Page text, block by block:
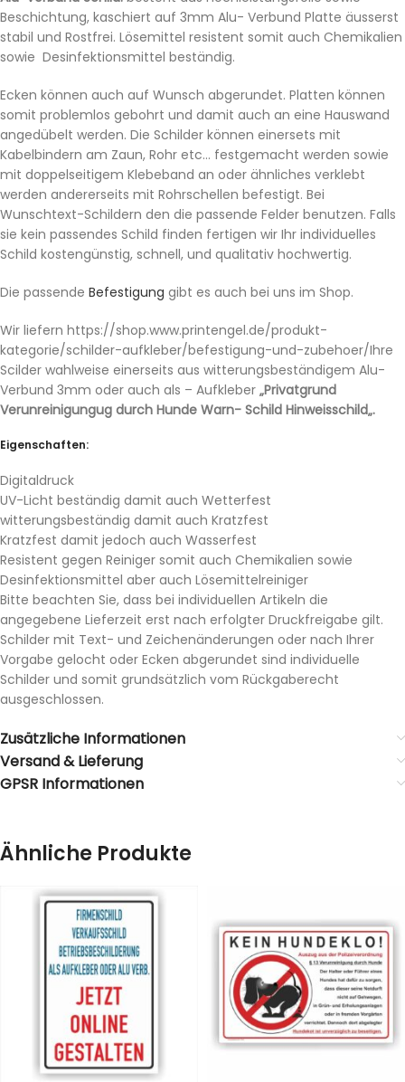
Beschichtung, kaschiert auf 3mm Alu- Verbund Platte äusserst
stabil und Rostfrei. Lösemittel resistent somit auch Chemikalien
sowie Desinfektionsmittel beständig.
Ecken können auch auf Wunsch abgerundet. Platten können
somit problemlos gebohrt und damit auch an eine Hauswand
angedübelt werden. Die Schilder können einersets mit
Kabelbindern am Zaun, Rohr etc… festgemacht werden sowie
mit doppelseitigem Klebeband an oder ähnliches verklebt
werden andererseits mit Rohrschellen befestigt. Bei
Wunschtext-Schildern den die passende Felder benutzen. Falls
sie kein passendes Schild finden fertigen wir Ihr individuelles
Schild kostengünstig, schnell, und qualitativ hochwertig.
Die passende Befestigung gibt es auch bei uns im Shop.
Wir liefern https://shop.www.printengel.de/produkt-
kategorie/schilder-aufkleber/befestigung-und-zubehoer/Ihre
Scilder wahlweise einerseits aus witterungsbeständigem Alu-
Verbund 3mm oder auch als – Aufkleber „Privatgrund
Verunreinigungug durch Hunde Warn- Schild Hinweisschild„.
Eigenschaften:
Digitaldruck
UV-Licht beständig damit auch Wetterfest
witterungsbeständig damit auch Kratzfest
Kratzfest damit jedoch auch Wasserfest
Resistent gegen Reiniger somit auch Chemikalien sowie
Desinfektionsmittel aber auch Lösemittelreiniger
Bitte beachten Sie, dass bei individuellen Artikeln die
angegebene Lieferzeit erst nach erfolgter Druckfreigabe gilt.
Schilder mit Text- und Zeichenänderungen oder nach Ihrer
Vorgabe gelocht oder Ecken abgerundet sind individuelle
Schilder und somit grundsätzlich vom Rückgaberecht
ausgeschlossen.
Zusätzliche Informationen
Versand & Lieferung
GPSR Informationen
Ähnliche Produkte